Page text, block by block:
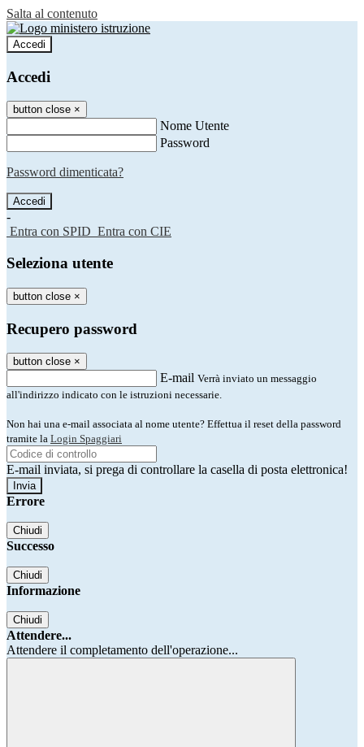
Salta al contenuto
Accedi
Accedi
button close ×
Nome Utente
Password
Password dimenticata?
-
Entra con SPID Entra con CIE
Seleziona utente
button close ×
Recupero password
button close ×
E-mail Verrà inviato un messaggio
all'indirizzo indicato con le istruzioni necessarie.
Non hai una e-mail associata al nome utente? Effettua il reset della password
tramite la Login Spaggiari
E-mail inviata, si prega di controllare la casella di posta elettronica!
Errore
Chiudi
Successo
Chiudi
Informazione
Chiudi
Attendere...
Attendere il completamento dell'operazione...